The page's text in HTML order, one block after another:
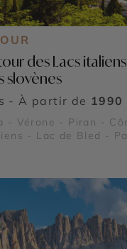
des Lacs
slovènes
- À partir de 1990
- Vérone - Piran -
- Lac de Bled -